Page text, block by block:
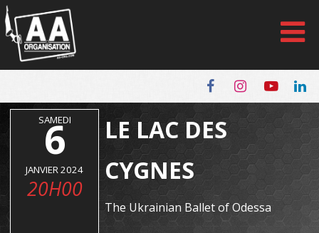
Panneau de gestion des cookies
SAMEDI
6
JANVIER 2024
20H00
LE LAC DES
CYGNES
The Ukrainian Ballet of Odessa